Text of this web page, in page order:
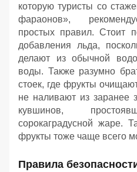
которую туристы со
фараонов»,
простых правил. Стоит
добавления льда,
делают из обычной
воды. Также разумно
стоек, где фрукты
не наливают из заранее
кувшинов,
сорокаградусной жаре.
фрукты тоже чаще всего
Правила